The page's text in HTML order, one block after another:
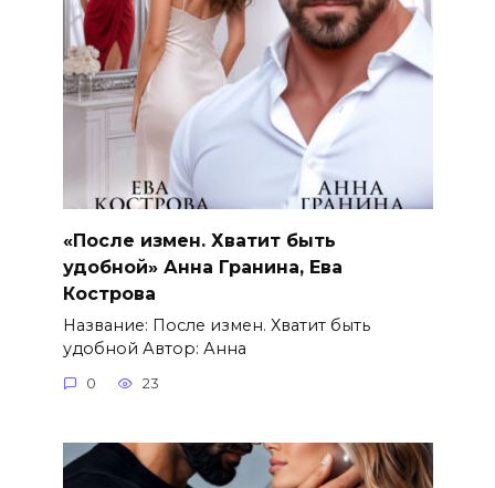
«После измен. Хватит быть
удобной» Анна Гранина, Ева
Кострова
Название: После измен. Хватит быть
удобной Автор: Анна
0 23